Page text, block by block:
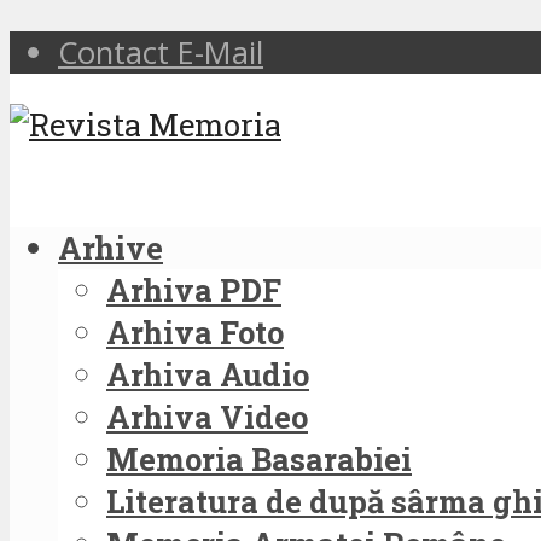
Contact E-Mail
Arhive
Arhiva PDF
Arhiva Foto
Arhiva Audio
Arhiva Video
Memoria Basarabiei
Literatura de după sârma